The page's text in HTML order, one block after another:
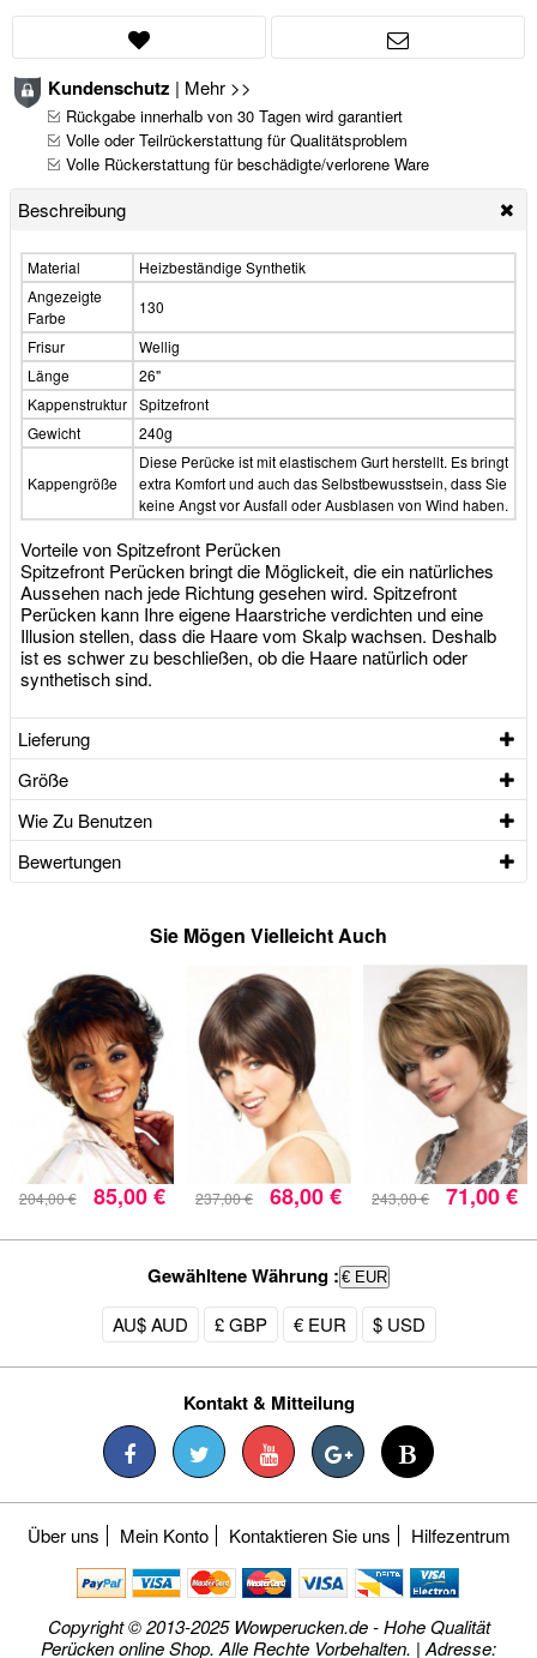
Kundenschutz | Mehr >>
Rückgabe innerhalb von 30 Tagen wird garantiert
Volle oder Teilrückerstattung für Qualitätsproblem
Volle Rückerstattung für beschädigte/verlorene Ware
Beschreibung
Material
Heizbeständige Synthetik
Angezeigte
Farbe
130
Frisur
Wellig
Länge
26"
Kappenstruktur Spitzefront
Gewicht
240g
Kappengröße
Diese Perücke ist mit elastischem Gurt herstellt. Es bringt
extra Komfort und auch das Selbstbewusstsein, dass Sie
keine Angst vor Ausfall oder Ausblasen von Wind haben.
Vorteile von Spitzefront Perücken
Spitzefront Perücken bringt die Möglickeit, die ein natürliches
Aussehen nach jede Richtung gesehen wird. Spitzefront
Perücken kann Ihre eigene Haarstriche verdichten und eine
Illusion stellen, dass die Haare vom Skalp wachsen. Deshalb
ist es schwer zu beschließen, ob die Haare natürlich oder
synthetisch sind.
Lieferung
Größe
Wie Zu Benutzen
Bewertungen
Sie Mögen Vielleicht Auch
204,00 € 85,00 € 237,00 € 68,00 € 243,00 € 71,00 €
Gewähltene Währung : € EUR
AU$ AUD £ GBP € EUR $ USD
Kontakt & Mitteilung
Über uns Mein Konto Kontaktieren Sie uns Hilfezentrum
Copyright © 2013-2025 Wowperucken.de - Hohe Qualität
Perücken online Shop. Alle Rechte Vorbehalten. | Adresse: